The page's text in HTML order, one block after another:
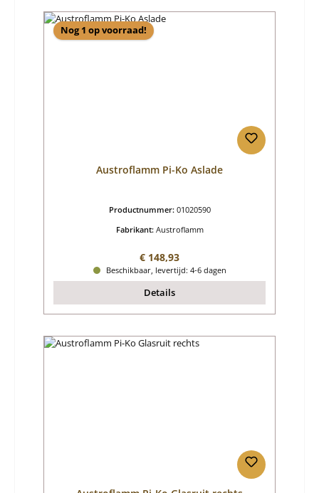
Nog 1 op voorraad!
Austroflamm Pi-Ko Aslade
Productnummer: 01020590
Fabrikant: Austroflamm
Normale prijs:
€ 148,93
Beschikbaar, levertijd: 4-6 dagen
Details